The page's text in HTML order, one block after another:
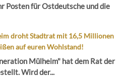
Posten für Ostdeutsche und die
droht Stadtrat mit 16,5 Millionen
auf euren Wohlstand!
Mülheim" hat dem Rat der
Wird der...